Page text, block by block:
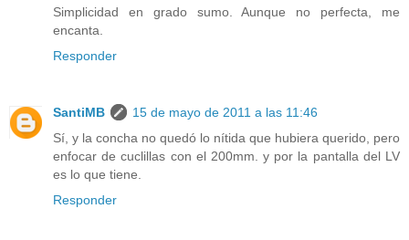
Simplicidad en grado sumo. Aunque no perfecta, me
encanta.
Responder
SantiMB
15 de mayo de 2011 a las 11:46
Sí, y la concha no quedó lo nítida que hubiera querido, pero
enfocar de cuclillas con el 200mm. y por la pantalla del LV
es lo que tiene.
Responder